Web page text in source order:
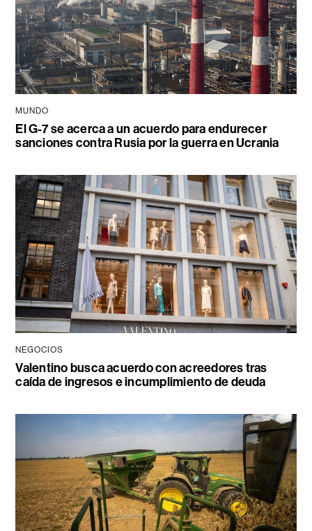
MUNDO
El G-7 se acerca a un acuerdo para endurecer
sanciones contra Rusia por la guerra en Ucrania
NEGOCIOS
Valentino busca acuerdo con acreedores tras
caída de ingresos e incumplimiento de deuda